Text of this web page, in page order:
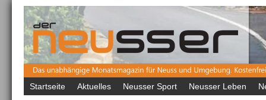
Startseite Aktuelles Neusser Sport Neusser Leben